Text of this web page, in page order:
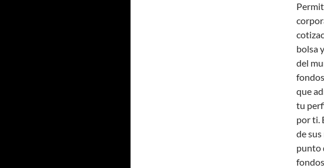
bolsa
del
que
tu
por ti.
de
punto